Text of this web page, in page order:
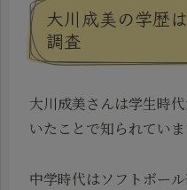
大川成美の学歴
調査
大川成美さんは学生時
いたことで知られていま
中学時代はソフトボー